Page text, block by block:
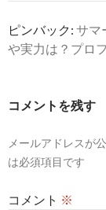
ピンバック: サマ
や実力は？プロ
コメントを残す
メールアドレスが
は必須項目です
コメント ※